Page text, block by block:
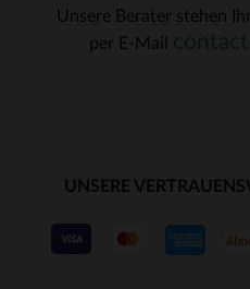
(1)
Unsere Berater stehen
per E-Mail
UNSERE